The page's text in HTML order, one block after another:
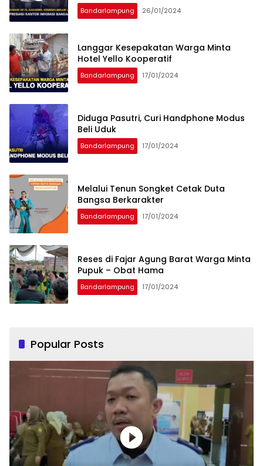
Bandarlampung 26/01/2024
Langgar Kesepakatan Warga Minta
Hotel Yello Kooperatif
Bandarlampung 17/01/2024
Diduga Pasutri, Curi Handphone Modus
Beli Uduk
Bandarlampung 17/01/2024
Melalui Tenun Songket Cetak Duta
Bangsa Berkarakter
Bandarlampung 17/01/2024
Reses di Fajar Agung Barat Warga Minta
Pupuk – Obat Hama
Bandarlampung 17/01/2024
Popular Posts